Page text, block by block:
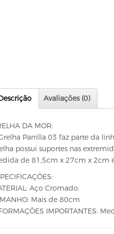
Avaliações (0)
DA MOR:
Parrilla 03 faz parte da
possui suportes nas
de 81,5cm x 27cm x 2cm
Aço Cromado;
Mais de 80cm
IMPORTANTES: